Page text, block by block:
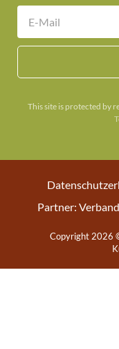
This site is protected by
Partner:
Copyright 2026